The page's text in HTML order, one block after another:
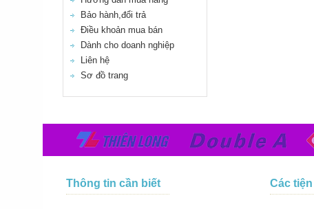
Bảo hành,đổi trả
Điều khoản mua bán
Dành cho doanh nghiệp
Liên hệ
Sơ đồ trang
Thông tin cần biết Các